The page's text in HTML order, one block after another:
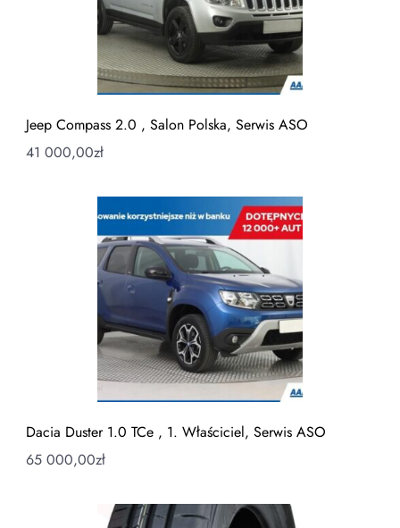
Jeep Compass 2.0 , Salon Polska, Serwis ASO
41 000,00zł
Dacia Duster 1.0 TCe , 1. Właściciel, Serwis ASO
65 000,00zł